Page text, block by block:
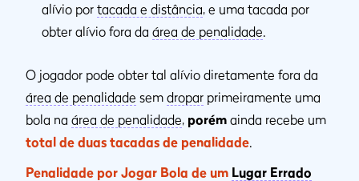
alívio por tacada e distância, e uma tacada por
obter alívio fora da área de penalidade
O jogador pode obter tal alívio diretamente fora da
área de penalidade sem dropar primeiramente uma
bola na área de penalidade, porém ainda recebe um
total de duas tacadas de penalidade
Penalidade por Jogar Bola de um Lugar Errado